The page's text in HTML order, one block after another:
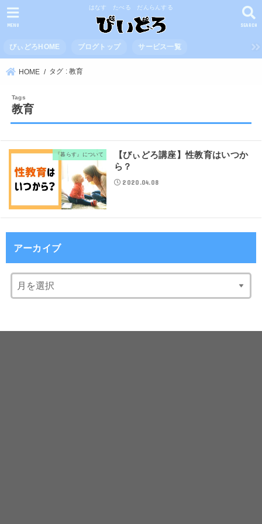
はなす たべる だんらんする
SEARCH
MENU
びぃどろHOME ブログトップ サービス一覧
HOME タグ : 教育
教育
『暮らす』について
【びぃどろ講座】性教育はいつか
ら？
2020.04.08
アーカイブ